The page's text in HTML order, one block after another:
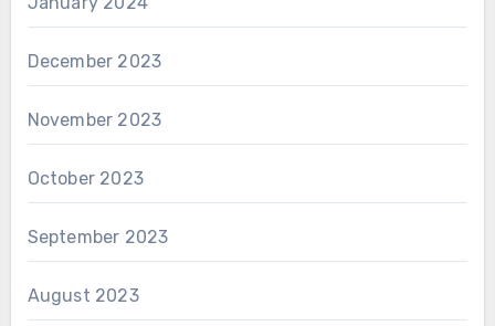
December 2023
November 2023
October 2023
September 2023
August 2023